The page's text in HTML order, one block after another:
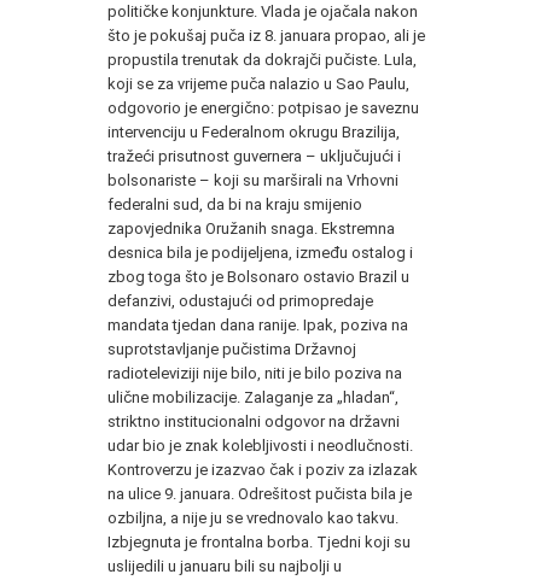
političke konjunkture. Vlada je ojačala nakon
što je pokušaj puča iz 8. januara propao, ali je
propustila trenutak da dokrajči pučiste. Lula,
koji se za vrijeme puča nalazio u Sao Paulu,
odgovorio je energično: potpisao je saveznu
intervenciju u Federalnom okrugu Brazilija,
tražeći prisutnost guvernera – uključujući i
bolsonariste – koji su marširali na Vrhovni
federalni sud, da bi na kraju smijenio
zapovjednika Oružanih snaga. Ekstremna
desnica bila je podijeljena, između ostalog i
zbog toga što je Bolsonaro ostavio Brazil u
defanzivi, odustajući od primopredaje
mandata tjedan dana ranije. Ipak, poziva na
suprotstavljanje pučistima Državnoj
radioteleviziji nije bilo, niti je bilo poziva na
ulične mobilizacije. Zalaganje za „hladan“,
striktno institucionalni odgovor na državni
udar bio je znak kolebljivosti i neodlučnosti.
Kontroverzu je izazvao čak i poziv za izlazak
na ulice 9. januara. Odrešitost pučista bila je
ozbiljna, a nije ju se vrednovalo kao takvu.
Izbjegnuta je frontalna borba. Tjedni koji su
uslijedili u januaru bili su najbolji u